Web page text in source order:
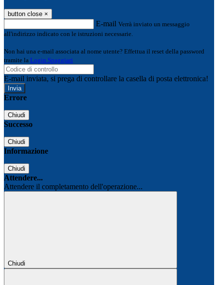
button close ×
E-mail Verrà inviato un messaggio
all'indirizzo indicato con le istruzioni necessarie.
Non hai una e-mail associata al nome utente? Effettua il reset della password
tramite la Login Spaggiari
E-mail inviata, si prega di controllare la casella di posta elettronica!
Errore
Chiudi
Successo
Chiudi
Informazione
Chiudi
Attendere...
Attendere il completamento dell'operazione...
Chiudi